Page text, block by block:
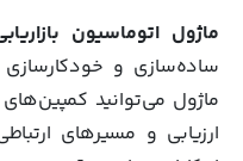
ماژول اتوماسیون
ساده‌سازی و خودکارسازی
ماژول می‌توانید کمپین‌های
ارزیابی و مسیرهای